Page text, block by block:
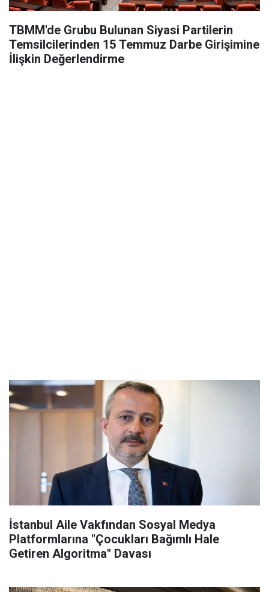
TBMM'de Grubu Bulunan Siyasi Partilerin
Temsilcilerinden 15 Temmuz Darbe Girişimine
İlişkin Değerlendirme
İstanbul Aile Vakfından Sosyal Medya
Platformlarına "Çocukları Bağımlı Hale
Getiren Algoritma" Davası